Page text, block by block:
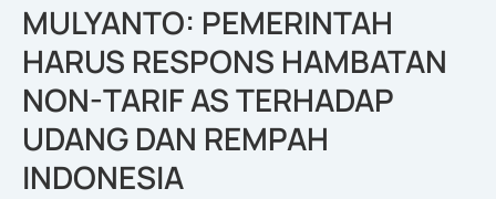
MULYANTO: PEMERINTAH
HARUS RESPONS HAMBATAN
NON-TARIF AS TERHADAP
UDANG DAN REMPAH
INDONESIA